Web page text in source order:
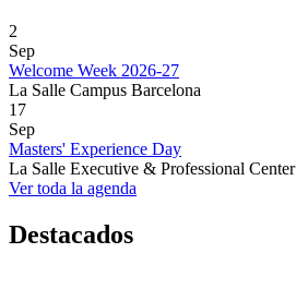
2
Sep
Welcome Week 2026-27
La Salle Campus Barcelona
17
Sep
Masters' Experience Day
La Salle Executive & Professional Center
Ver toda la agenda
Destacados